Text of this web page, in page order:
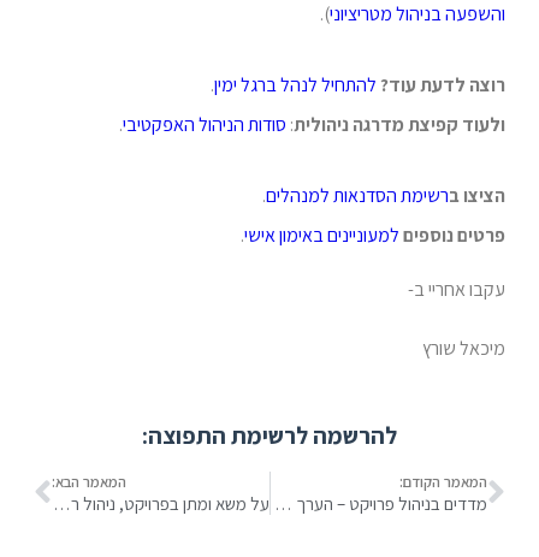
והשפעה בניהול מטריציוני).
רוצה לדעת עוד? להתחיל לנהל ברגל ימין.
ולעוד קפיצת מדרגה ניהולית: סודות הניהול האפקטיבי.
הציצו ברשימת הסדנאות למנהלים.
פרטים נוספיםלמעונייניםבאימון אישי.
עקבו אחריי ב-
מיכאל שורץ
להרשמה לרשימת התפוצה:
המאמר הקודם:
מדדים בניהול פרויקט – הערך המוסף של הסובייקטיביות
המאמר הבא:
על משא ומתן בפרויקט, ניהול רזה בתוכנה ותחקור